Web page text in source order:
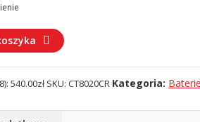
): 540.00zł SKU: CT8020CR Kategoria: